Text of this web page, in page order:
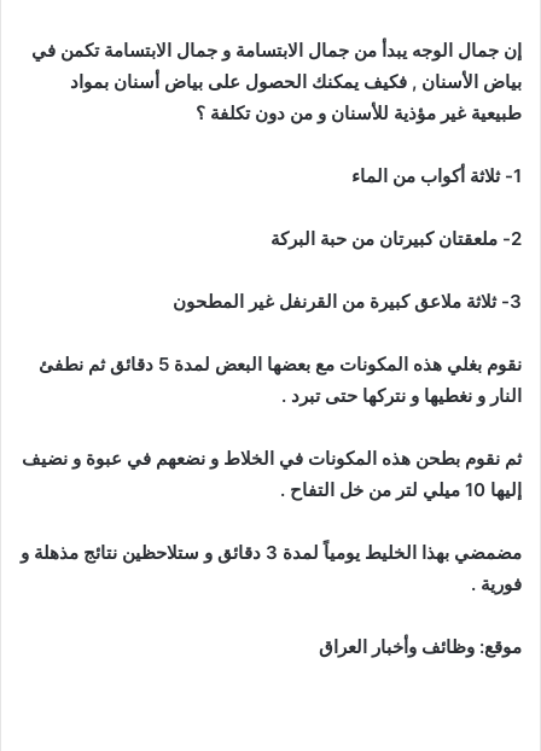
إن جمال الوجه يبدأ من جمال الابتسامة و جمال الابتسامة تكمن في
بياض الأسنان , فكيف يمكنك الحصول على بياض أسنان بمواد
طبيعية غير مؤذية للأسنان و من دون تكلفة ؟
1- ثلاثة أكواب من الماء
2- ملعقتان كبيرتان من حبة البركة
3- ثلاثة ملاعق كبيرة من القرنفل غير المطحون
نقوم بغلي هذه المكونات مع بعضها البعض لمدة 5 دقائق ثم نطفئ
النار و نغطيها و نتركها حتى تبرد .
ثم نقوم بطحن هذه المكونات في الخلاط و نضعهم في عبوة و نضيف
إليها 10 ميلي لتر من خل التفاح .
مضمضي بهذا الخليط يومياً لمدة 3 دقائق و ستلاحظين نتائج مذهلة و
فورية .
موقع: وظائف وأخبار العراق